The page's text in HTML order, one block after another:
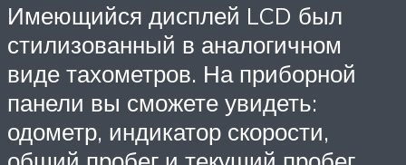
Имеющийся дисплей LCD был
стилизованный в аналогичном
виде тахометров. На приборной
панели вы сможете увидеть:
одометр, индикатор скорости,